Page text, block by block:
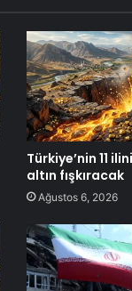
Türkiye’nin 11
altın fışkıracak
Ağustos 6, 2026